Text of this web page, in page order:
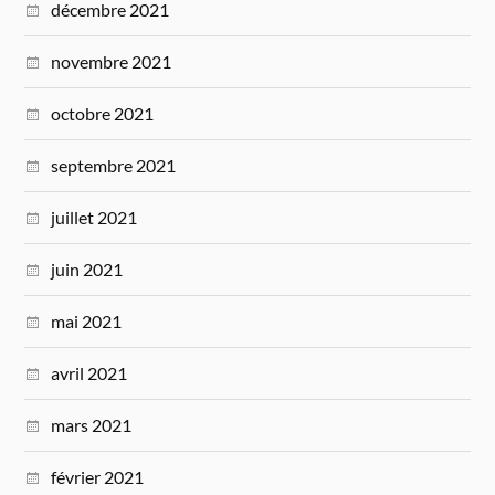
décembre 2021
novembre 2021
octobre 2021
septembre 2021
juillet 2021
juin 2021
mai 2021
avril 2021
mars 2021
février 2021